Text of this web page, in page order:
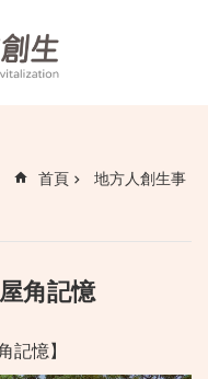
首頁 地方人創生事
角記憶
記憶】